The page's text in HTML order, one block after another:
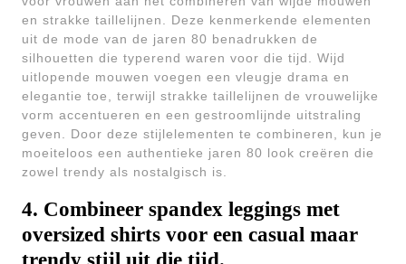
en strakke taillelijnen. Deze kenmerkende elementen
uit de mode van de jaren 80 benadrukken de
silhouetten die typerend waren voor die tijd. Wijd
uitlopende mouwen voegen een vleugje drama en
elegantie toe, terwijl strakke taillelijnen de vrouwelijke
vorm accentueren en een gestroomlijnde uitstraling
geven. Door deze stijlelementen te combineren, kun je
moeiteloos een authentieke jaren 80 look creëren die
zowel trendy als nostalgisch is.
4. Combineer spandex leggings met
oversized shirts voor een casual maar